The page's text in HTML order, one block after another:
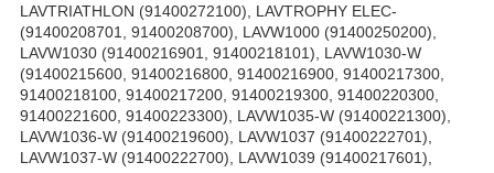
LAVTRIATHLON (91400272100), LAVTROPHY ELEC-
(91400208701, 91400208700), LAVW1000 (91400250200),
LAVW1030 (91400216901, 91400218101), LAVW1030-W
(91400215600, 91400216800, 91400216900, 91400217300,
91400218100, 91400217200, 91400219300, 91400220300,
91400221600, 91400223300), LAVW1035-W (91400221300),
LAVW1036-W (91400219600), LAVW1037 (91400222701),
LAVW1037-W (91400222700), LAVW1039 (91400217601),